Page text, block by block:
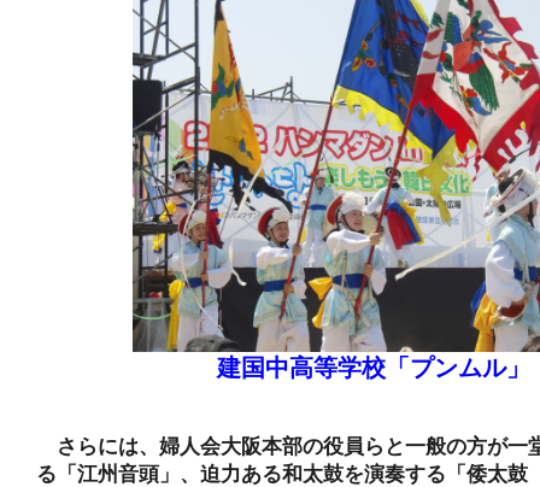
建国中高等学校「プンムル」
さらには、婦人会大阪本部の役員らと一般の方が一
る「江州音頭」、迫力ある和太鼓を演奏する「倭太